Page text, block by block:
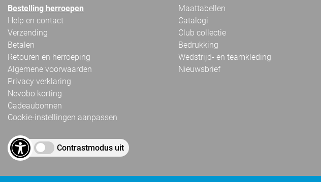
Bestelling herroepen
Help en contact
Verzending
Betalen
Retouren en herroeping
Algemene voorwaarden
Privacy verklaring
Nevobo korting
Cadeaubonnen
Cookie-instellingen aanpassen
Contrastmodus uit
Maattabellen
Catalogi
Club collectie
Bedrukking
Wedstrijd- en teamkleding
Nieuwsbrief